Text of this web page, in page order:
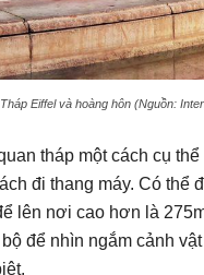
Tháp Eiffel và hoàng hôn (Nguồn:
tháp một cách cụ
đi thang máy. Có thể
lên nơi cao hơn là
để nhìn ngắm cảnh